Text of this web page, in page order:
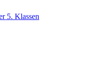
5. Klassen